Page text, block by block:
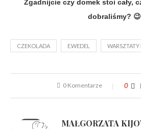
Zgadnijcie czy domek stoi cały,
dobraliśmy? 😉
CZEKOLADA E.WEDEL
0 Komentarze 0
MAŁGORZATA